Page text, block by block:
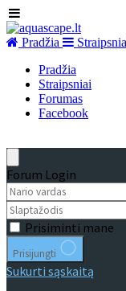
Pradžia
Pradžia
Straipsniai
Forumas
Facebook
Forum Login
Prisiminti mane
Prisijungti
Sukurti sąskaitą